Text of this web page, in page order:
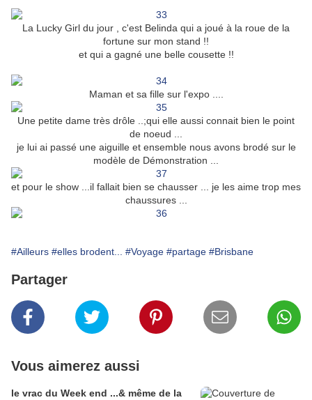
La Lucky Girl du jour , c'est Belinda qui a joué à la roue de la
fortune sur mon stand !!
et qui a gagné une belle cousette !!
Maman et sa fille sur l'expo ....
Une petite dame très drôle ..;qui elle aussi connait bien le point
de noeud ...
je lui ai passé une aiguille et ensemble nous avons brodé sur le
modèle de Démonstration ...
et pour le show ...il fallait bien se chausser ... je les aime trop mes
chaussures ...
#Ailleurs #elles brodent... #Voyage #partage #Brisbane
Partager
Vous aimerez aussi
le vrac du Week end ...& même de la